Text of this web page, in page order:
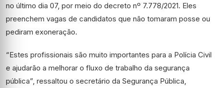
no último dia 07, por meio do decreto nº 7.778/2021. Eles
preenchem vagas de candidatos que não tomaram posse ou
pediram exoneração.
“Estes profissionais são muito importantes para a Polícia Civil
e ajudarão a melhorar o fluxo de trabalho da segurança
pública”, ressaltou o secretário da Segurança Pública,